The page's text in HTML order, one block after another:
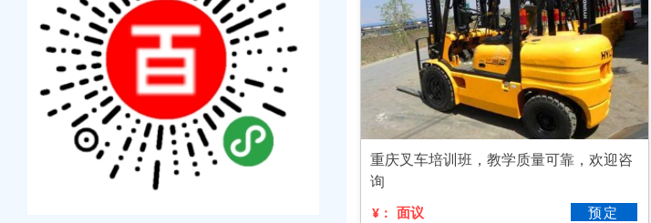
重庆叉车培训班，教学质量可靠，欢迎咨
询
¥： 面议 预定